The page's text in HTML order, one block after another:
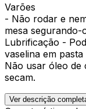
Varões
- Não rodar e
mesa segurando-
Lubrificação -
vaselina em
Não usar óleo de
secam.
Ver descrição